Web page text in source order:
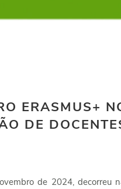
ERASMUS+
DE
de 2024, decorreu